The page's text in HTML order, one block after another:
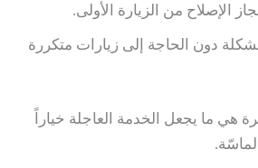
الإصلاح من الزيارة الأولى.
دون الحاجة إلى زيارات متكررة
هي ما يجعل الخدمة العاجلة خياراً